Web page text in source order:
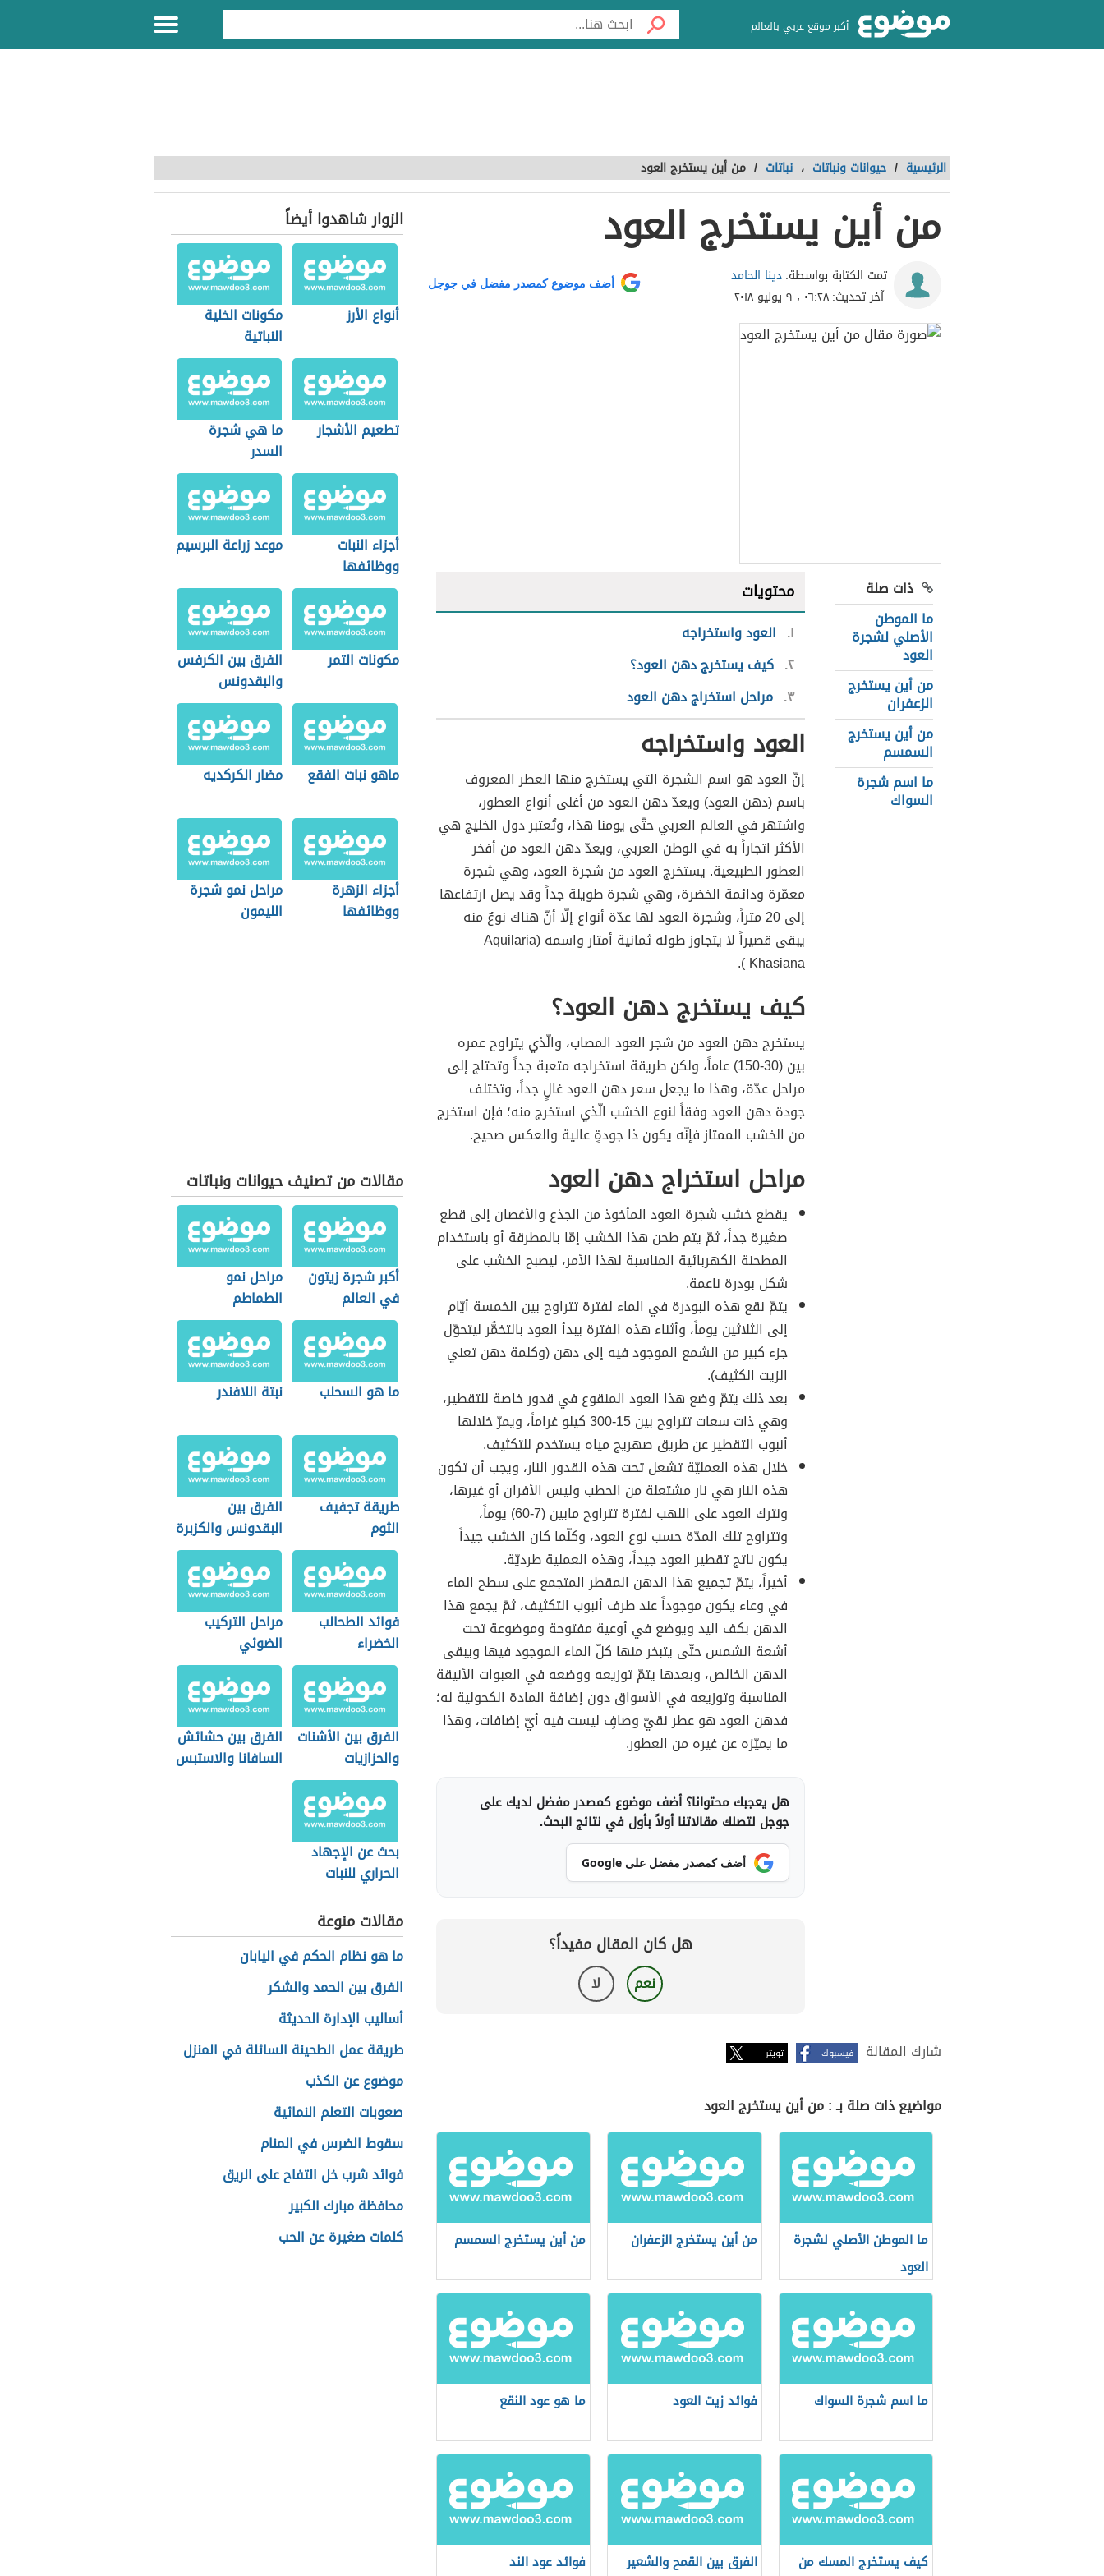
أكبر موقع عربي بالعالم
الرئيسية / حيوانات ونباتات ، نباتات / من أين يستخرج العود
من أين يستخرج العود
تمت الكتابة بواسطة:دينا الحامد
آخر تحديث:٠٦:٢٨ ، ٩ يوليو ٢٠١٨
أضف موضوع كمصدر مفضل في جوجل
ذات صلة
ما الموطن
الأصلي لشجرة
العود
من أين يستخرج
الزعفران
من أين يستخرج
السمسم
ما اسم شجرة
السواك
محتويات
١ العود واستخراجه
٢ كيف يستخرج دهن العود؟
٣ مراحل استخراج دهن العود
العود واستخراجه
إنّ العود هو اسم الشجرة التي يستخرج منها العطر المعروف
باسم (دهن العود) ويعدّ دهن العود من أغلى أنواع العطور،
واشتهر في العالم العربي حتّى يومنا هذا، وتُعتبر دول الخليج هي
الأكثر اتجاراً به في الوطن العربي، ويعدّ دهن العود من أفخر
العطور الطبيعية. يستخرج العود من شجرة العود، وهي شجرة
معمّرة ودائمة الخضرة، وهي شجرة طويلة جداً وقد يصل ارتفاعها
إلى 20 متراً، وشجرة العود لها عدّة أنواع إلّا أنّ هناك نوعٌ منه
يبقى قصيراً لا يتجاوز طوله ثمانية أمتار واسمه (Aquilaria
Khasiana ).
كيف يستخرج دهن العود؟
يستخرج دهن العود من شجر العود المصاب، والّذي يتراوح عمره
بين (30-150) عاماً، ولكن طريقة استخراجه متعبة جداً وتحتاج إلى
مراحل عدّة، وهذا ما يجعل سعر دهن العود غالٍ جداً، وتختلف
جودة دهن العود وفقاً لنوع الخشب الّذي استخرج منه؛ فإن استخرج
من الخشب الممتاز فإنّه يكون ذا جودةٍ عالية والعكس صحيح.
مراحل استخراج دهن العود
يقطع خشب شجرة العود المأخوذ من الجذع والأغصان إلى قطع
صغيرة جداً، ثمّ يتم طحن هذا الخشب إمّا بالمطرقة أو باستخدام
المطحنة الكهربائية المناسبة لهذا الأمر، ليصبح الخشب على
شكل بودرة ناعمة.
يتمّ نقع هذه البودرة في الماء لفترة تتراوح بين الخمسة أيّام
إلى الثلاثين يوماً، وأثناء هذه الفترة يبدأ العود بالتخمُّر ليتحوّل
جزء كبير من الشمع الموجود فيه إلى دهن (وكلمة دهن تعني
الزيت الكثيف).
بعد ذلك يتمّ وضع هذا العود المنقوع في قدور خاصة للتقطير،
وهي ذات سعات تتراوح بين 15-300 كيلو غراماً، ويمرّ خلالها
أنبوب التقطير عن طريق صهريج مياه يستخدم للتكثيف.
خلال هذه العمليّة تشعل تحت هذه القدور النار، ويجب أن تكون
هذه النار هي نار مشتعلة من الحطب وليس الأفران أو غيرها،
ونترك العود على اللهب لفترة تتراوح مابين (7-60) يوماً،
وتتراوح تلك المدّة حسب نوع العود، وكلّما كان الخشب جيداً
يكون ناتج تقطير العود جيداً، وهذه العملية طرديّة.
أخيراً، يتمّ تجميع هذا الدهن المقطر المتجمع على سطح الماء
في وعاء يكون موجوداً عند طرف أنبوب التكثيف، ثمّ يجمع هذا
الدهن بكف اليد ويوضع في أوعية مفتوحة وموضوعة تحت
أشعة الشمس حتّى يتبخر منها كلّ الماء الموجود فيها ويبقى
الدهن الخالص، وبعدها يتمّ توزيعه ووضعه في العبوات الأنيقة
المناسبة وتوزيعه في الأسواق دون إضافة المادة الكحولية له؛
فدهن العود هو عطر نقيّ وصافٍ ليست فيه أيّ إضافات، وهذا
ما يميّزه عن غيره من العطور.
هل يعجبك محتوانا؟ أضف موضوع كمصدر مفضل لديك على
جوجل لتصلك مقالاتنا أولاً بأول في نتائج البحث.
أضف كمصدر مفضل على Google
هل كان المقال مفيداً؟
نعم لا
شارك المقالة فيسبوك تويتر
مواضيع ذات صلة بـ : من أين يستخرج العود
ما الموطن الأصلي لشجرة
العود
من أين يستخرج الزعفران من أين يستخرج السمسم
ما اسم شجرة السواك فوائد زيت العود ما هو عود النقع
كيف يستخرج المسك من الفرق بين القمح والشعير فوائد عود الند
الزوار شاهدوا أيضاً
أنواع الأرز
مكونات الخلية
النباتية
تطعيم الأشجار
ما هي شجرة
السدر
أجزاء النبات
ووظائفها
موعد زراعة البرسيم
مكونات التمر
الفرق بين الكرفس
والبقدونس
ماهو نبات الفقع مضار الكركديه
أجزاء الزهرة
ووظائفها
مراحل نمو شجرة
الليمون
مقالات من تصنيف حيوانات ونباتات
أكبر شجرة زيتون
في العالم
مراحل نمو
الطماطم
ما هو السحلب نبتة اللافندر
طريقة تجفيف
الثوم
الفرق بين
البقدونس والكزبرة
فوائد الطحالب
الخضراء
مراحل التركيب
الضوئي
الفرق بين الأشنات
والحزازيات
الفرق بين حشائش
السافانا والاستبس
بحث عن الإجهاد
الحراري للنبات
مقالات منوعة
ما هو نظام الحكم في اليابان
الفرق بين الحمد والشكر
أساليب الإدارة الحديثة
طريقة عمل الطحينة السائلة في المنزل
موضوع عن الكذب
صعوبات التعلم النمائية
سقوط الضرس في المنام
فوائد شرب خل التفاح على الريق
محافظة مبارك الكبير
كلمات صغيرة عن الحب